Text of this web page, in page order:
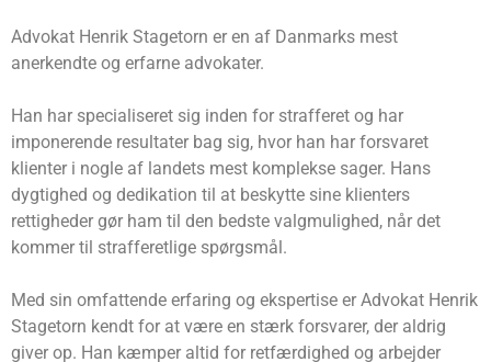
Advokat Henrik Stagetorn er en af Danmarks mest
anerkendte og erfarne advokater.
Han har specialiseret sig inden for strafferet og har
imponerende resultater bag sig, hvor han har forsvaret
klienter i nogle af landets mest komplekse sager. Hans
dygtighed og dedikation til at beskytte sine klienters
rettigheder gør ham til den bedste valgmulighed, når det
kommer til strafferetlige spørgsmål.
Med sin omfattende erfaring og ekspertise er Advokat Henrik
Stagetorn kendt for at være en stærk forsvarer, der aldrig
giver op. Han kæmper altid for retfærdighed og arbejder